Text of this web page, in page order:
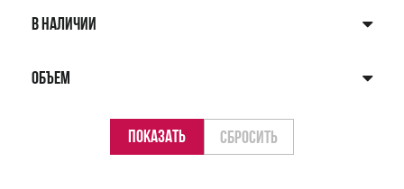
В НАЛИЧИИ
ОБЪЕМ